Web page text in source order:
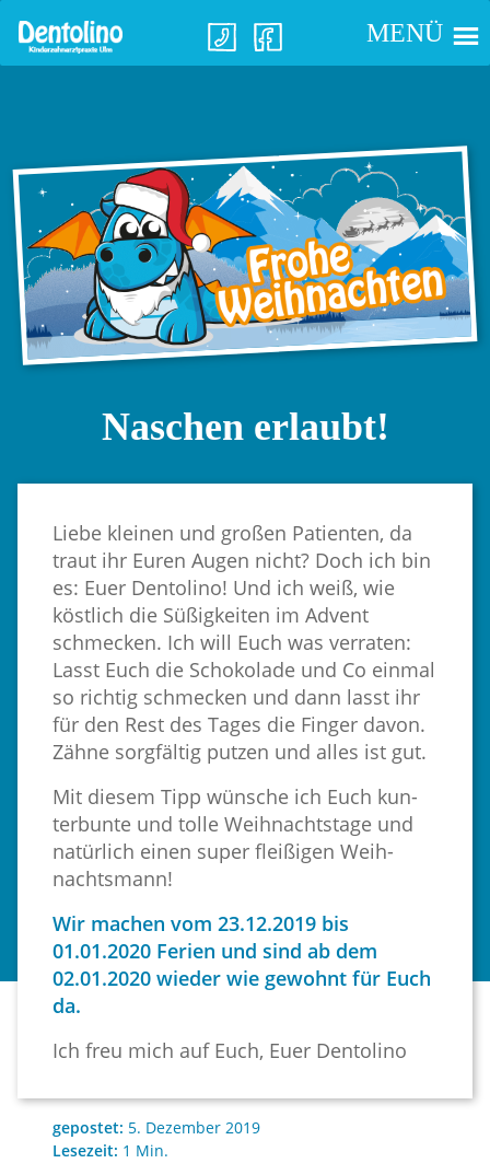
content
MENÜ
Naschen erlaubt!
Liebe klei­nen und gro­ßen Pa­ti­en­ten, da
traut ihr Euren Augen nicht? Doch ich bin
es: Euer Den­to­li­no! Und ich weiß, wie
köst­lich die Sü­ßig­kei­ten im Ad­vent
schme­cken. Ich will Euch was ver­ra­ten:
Lasst Euch die Scho­ko­la­de und Co ein­mal
so rich­tig schme­cken und dann lasst ihr
für den Rest des Tages die Fin­ger davon.
Zähne sorg­fäl­tig put­zen und alles ist gut.
Mit die­sem Tipp wün­sche ich Euch kun­
ter­bun­te und tolle Weih­nachts­ta­ge und
na­tür­lich einen super flei­ßi­gen Weih­
nachts­mann!
Wir ma­chen vom 23.12.2019 bis
01.01.2020 Fe­ri­en und sind ab dem
02.01.2020 wie­der wie ge­wohnt für Euch
da.
Ich freu mich auf Euch, Euer Den­to­li­no
gepostet: 5. Dezember 2019
Lesezeit: 1 Min.